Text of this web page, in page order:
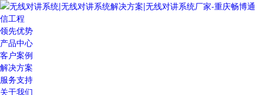
领先优势
产品中心
客户案例
解决方案
服务支持
关于我们